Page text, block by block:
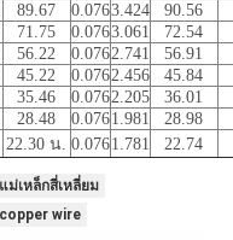
89.67 0.0763.424
90.56
71.75 0.0763.061
72.54
56.22 0.0762.741
56.91
45.22 0.0762.456
45.84
35.46 0.0762.205
36.01
28.48 0.0761.981
28.98
22.30 น. 0.0761.781 22.74
ม่เหล็กสี่เหลี่ยม
wire